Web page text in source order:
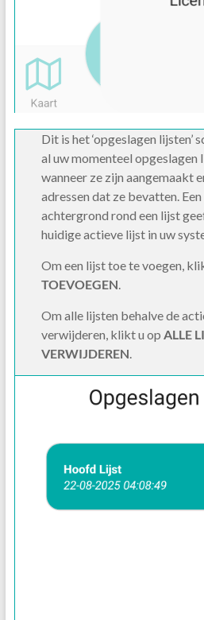
Dit is het ‘opgeslagen lijsten’
al uw momenteel opgeslagen
wanneer ze zijn aangemaakt
adressen dat ze bevatten.
achtergrond rond een lijst
huidige actieve lijst in uw
Om een ​​lijst toe te voegen,
TOEVOEGEN.
Om alle lijsten behalve de
verwijderen, klikt u op ALLE
VERWIJDEREN.